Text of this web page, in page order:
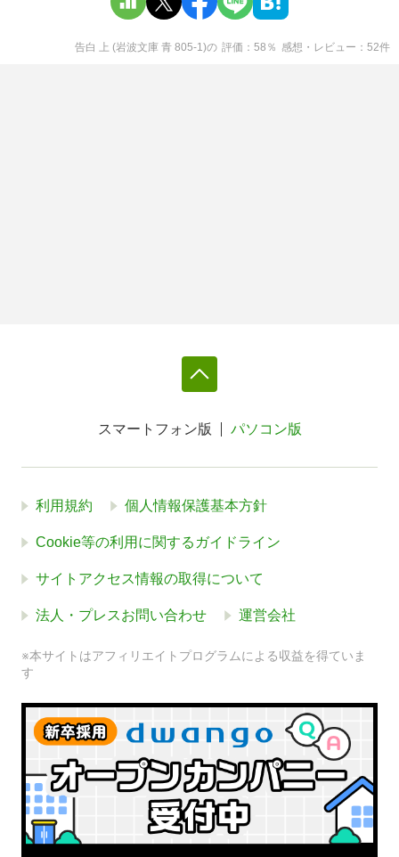
告白 上 (岩波文庫 青 805-1)の 評価 58 ％ 感想・レビュー 52件
スマートフォン版 パソコン版
利用規約 個人情報保護基本方針
Cookie等の利用に関するガイドライン
サイトアクセス情報の取得について
法人・プレスお問い合わせ 運営会社
※本サイトはアフィリエイトプログラムによる収益を得ていま
す